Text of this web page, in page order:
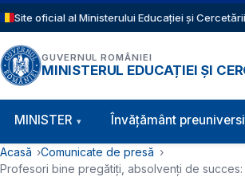
Sari la conținutul principal
Site oficial al Ministerului Educației și Cercetării
GUVERNUL ROMÂNIEI
MINISTERUL EDUCAȚIEI ȘI
Navigație principală
MINISTER Învăţământ
Cale de navigare
Acasă
Comunicate de presă
Profesori bine pregătiți, absolvenți de